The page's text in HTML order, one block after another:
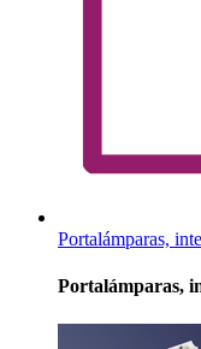
Portalámparas,
Portalámparas,